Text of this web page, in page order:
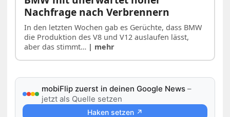
Nachfrage nach Verbrennern
In den letzten Wochen gab es Gerüchte, dass BMW
die Produktion des V8 und V12 auslaufen lässt,
aber das stimmt… | mehr
mobiFlip zuerst in deinen Google News –
jetzt als Quelle setzen
Haken setzen ↗